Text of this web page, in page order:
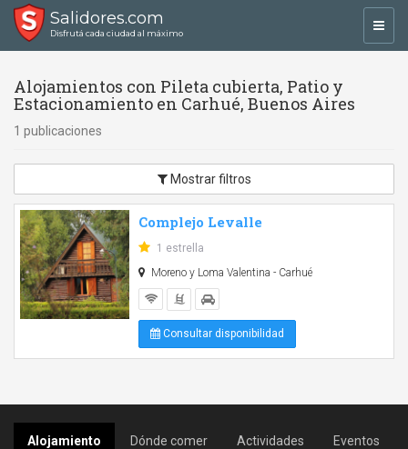
Salidores.com
Disfrutá cada ciudad al máximo
Alojamientos con Pileta cubierta, Patio y
Estacionamiento en Carhué, Buenos Aires
1 publicaciones
Mostrar filtros
Complejo Levalle
1 estrella
Moreno y Loma Valentina - Carhué
Consultar disponibilidad
Alojamiento Dónde comer Actividades Eventos